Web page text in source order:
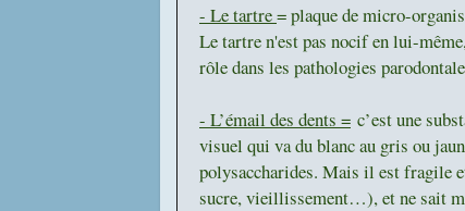
- Le tartre= plaque de micro-
Le tartre n'est pas nocif en lui-
rôle dans les pathologies
- L’émail des dents = c’est une
visuel qui va du blanc au gris ou
polysaccharides. Mais il est fragile
sucre, vieillissement…), et ne sait